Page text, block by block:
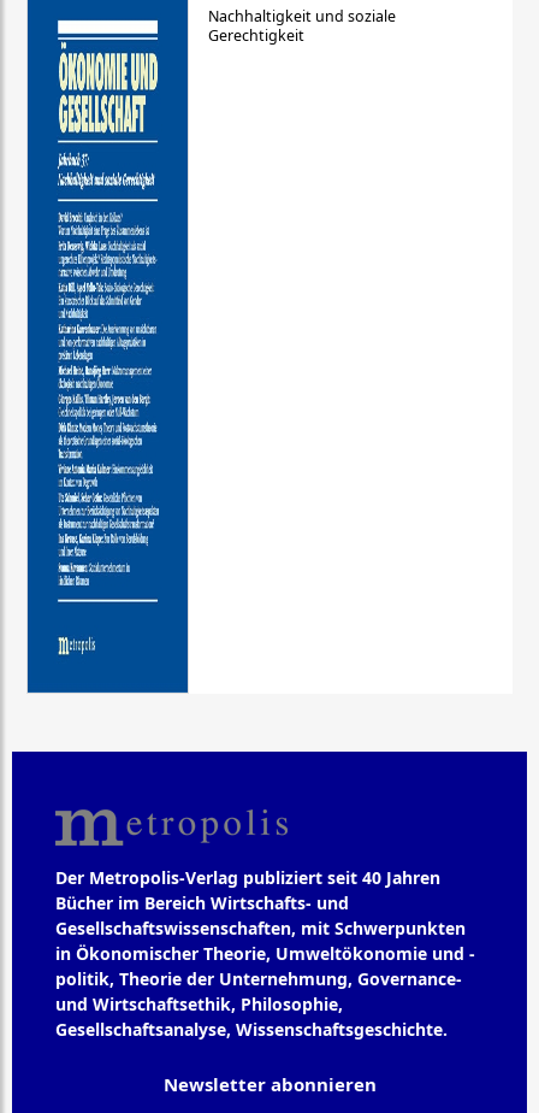
Nachhaltigkeit und soziale
Gerechtigkeit
Der Metropolis-Verlag publiziert seit 40 Jahren
Bücher im Bereich Wirtschafts- und
Gesellschaftswissenschaften, mit Schwerpunkten
in Ökonomischer Theorie, Umweltökonomie und -
politik, Theorie der Unternehmung, Governance-
und Wirtschaftsethik, Philosophie,
Gesellschaftsanalyse, Wissenschaftsgeschichte.
Newsletter abonnieren